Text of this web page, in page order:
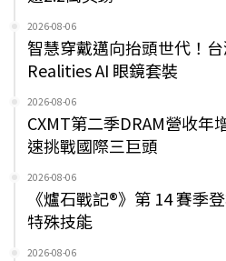
2026-08-06
智慧穿戴邁向抬頭世代！
Realities AI 眼鏡套裝
2026-08-06
CXMT第二季DRAM營收年
速挑戰國際三巨頭
2026-08-06
《爐石戰記®》第 14 賽季
特殊技能
2026-08-06